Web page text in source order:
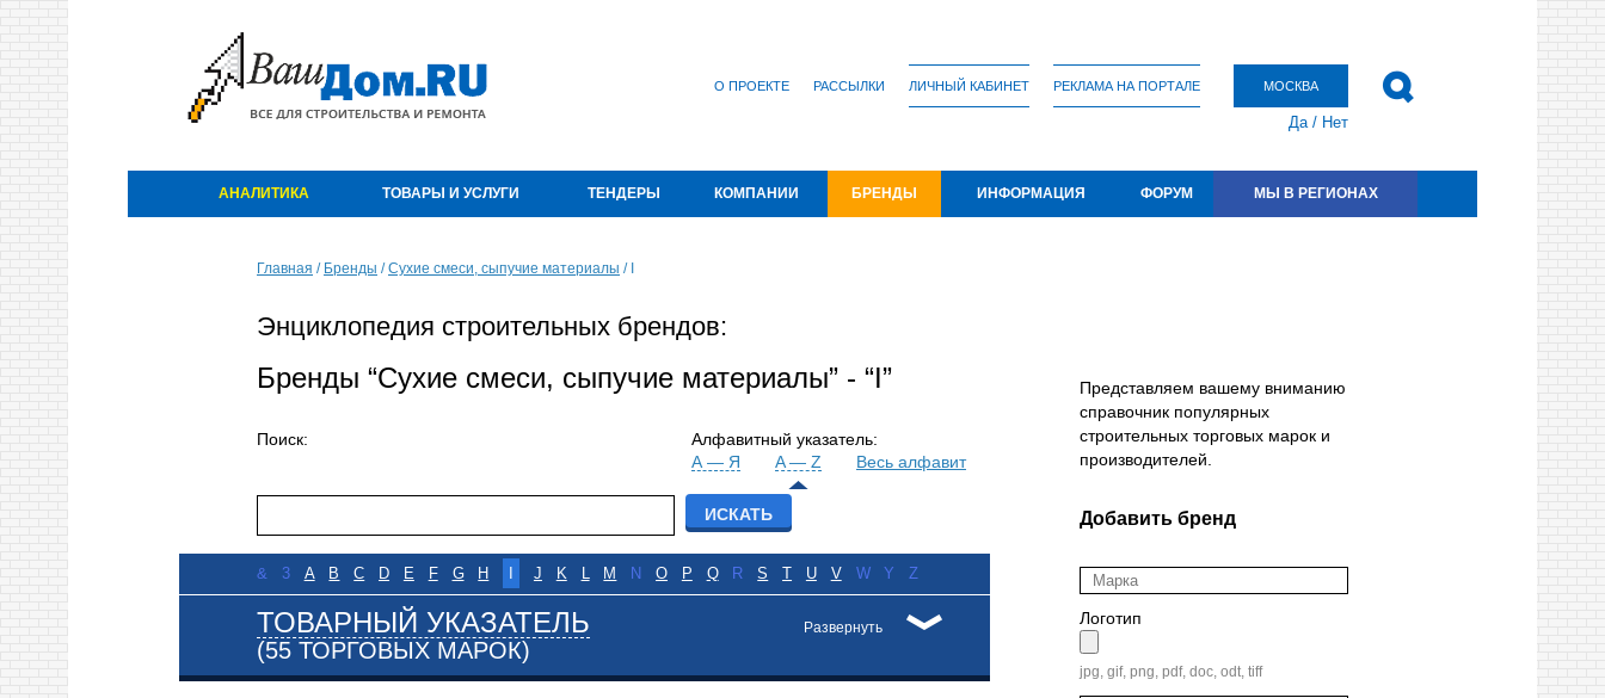
О ПРОЕКТЕ РАССЫЛКИ ЛИЧНЫЙ КАБИНЕТ РЕКЛАМА НА ПОРТАЛЕ МОСКВА
Да/ Нет
АНАЛИТИКА ТОВАРЫ И УСЛУГИ ТЕНДЕРЫ КОМПАНИИ БРЕНДЫ ИНФОРМАЦИЯ ФОРУМ МЫ В РЕГИОНАХ
Представляем вашему вниманию
справочник популярных
строительных торговых марок и
производителей.
Добавить бренд
Логотип
jpg, gif, png, pdf, doc, odt, tiff
Главная / Бренды / Сухие смеси, сыпучие материалы /I
Энциклопедия строительных брендов:
Бренды “Сухие смеси, сыпучие материалы” - “I”
Алфавитный указатель:
А — Я
A — Z Весь алфавит
Поиск:
& 3 A B C D E F G H J K L M N O P Q R S T U V W Y Z
Развернуть
ТОВАРНЫЙ УКАЗАТЕЛЬ
(55 ТОРГОВЫХ МАРОК)